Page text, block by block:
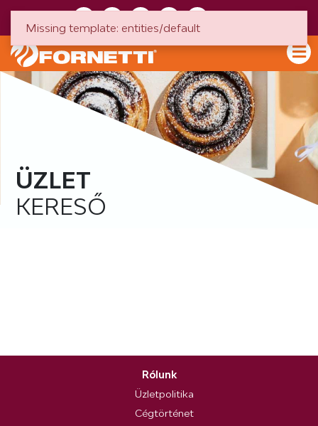
ÜZLET
KERESŐ
Rólunk
Üzletpolitika
Cégtörténet
Missing template: entities/default